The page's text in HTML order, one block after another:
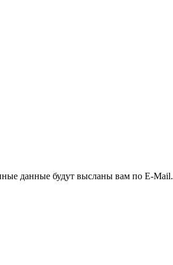
данные будут высланы вам по E-Mail.